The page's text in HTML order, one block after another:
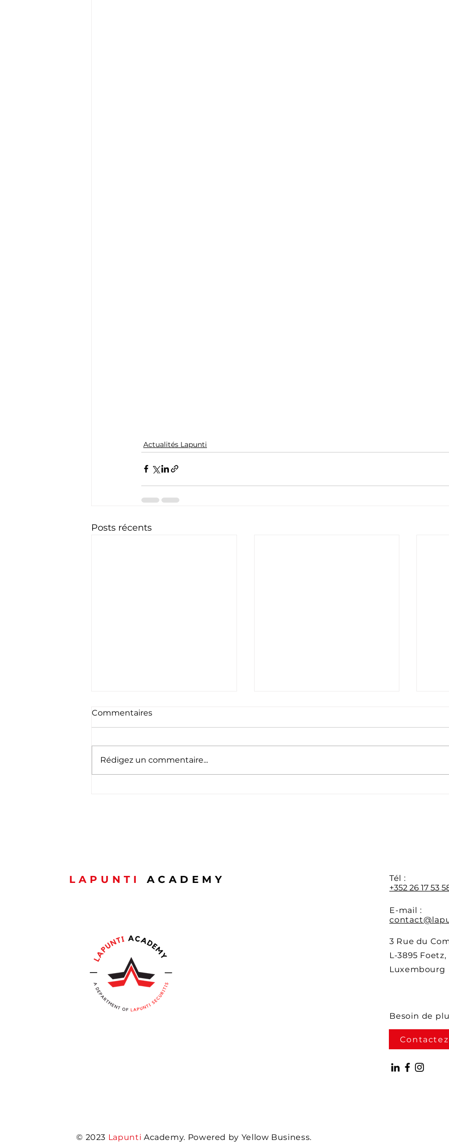
Actualités Lapunti
Posts récents
Commentaires
Rédigez un commentaire...
LAPUNTI ACADEMY
Tél :
+352 26 17 53
E-mail :
3 Rue du
L-3895 Foetz,
Luxembourg
Besoin de
© 2023 Lapunti Academy. Powered by Yellow Business.